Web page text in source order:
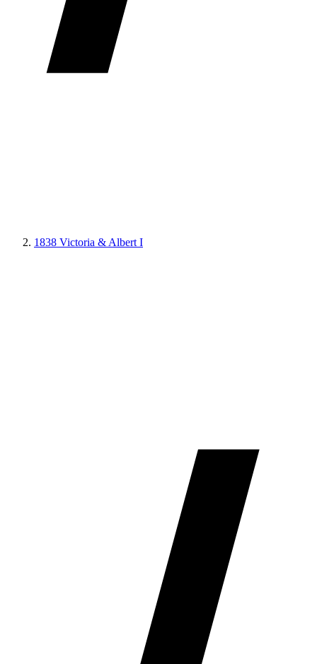
1838 Victoria & Albert I